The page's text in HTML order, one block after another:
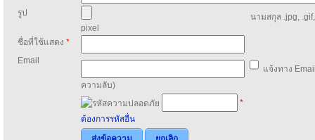
รูป
นามสกุล .jpg,
pixel
ชื่อที่ใช้แสดง *
Email
แจ้งทาง
ความลับ)
*
ต้องการรหัสอื่น